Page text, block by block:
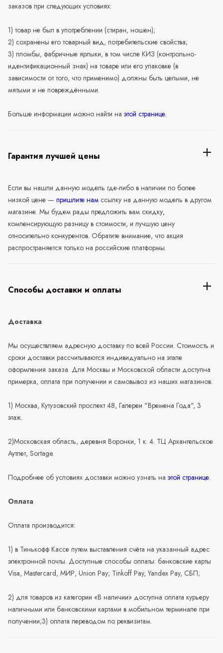
заказов при следующих условиях:
1) товар не был в употреблении (стиран, ношен);
2) сохранены его товарный вид, потребительские свойства;
3) пломбы, фабричные ярлыки, в том числе КИЗ (контрольно-
идентификационный знак) на товаре или его упаковке (в
зависимости от того, что применимо) должны быть целыми, не
мятыми и не повреждёнными.
Больше информации можно найти на этой странице.
Гарантия лучшей цены
Если вы нашли данную модель где-либо в наличии по более
низкой цене — пришлите нам ссылку на данную модель в другом
магазине. Мы будем рады предложить вам скидку,
компенсирующую разницу в стоимости, и лучшую цену
относительно конкурентов. Обратите внимание, что акция
распространяется только на российские платформы.
Способы доставки и оплаты
Доставка
Мы осуществляем адресную доставку по всей России. Стоимость и
сроки доставки рассчитываются индивидуально на этапе
оформления заказа. Для Москвы и Московской области доступна
примерка, оплата при получении и самовывоз из наших магазинов:
1) Москва, Кутузовский проспект 48, Галереи "Времена Года", 3
этаж.
2)Московская область, деревня Воронки, 1 к. 4. ТЦ Архангельское
Аутлет, Sortage.
Подробнее об условиях доставки можно узнать на этой странице.
Оплата
Оплата производится:
1) в Тинькофф Кассе путем выставления счёта на указанный адрес
электронной почты. Доступные способы оплаты: банковские карты
Visa, Mastercard, МИР, Union Pay; Tinkoff Pay, Yandex Pay, СБП;
2) для товаров из категории «В наличии» доступна оплата курьеру
наличными или банковскими картами в мобильном терминале при
получении;3) оплата переводом по реквизитам.